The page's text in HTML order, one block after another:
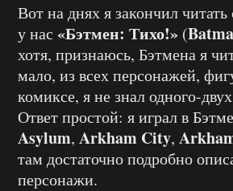
Вот на днях я закончил
у нас «Бэтмен: Тихо!» (
хотя, признаюсь, Бэтмена я
мало, из всех персонажей,
комиксе, я не знал одного-
Ответ простой: я играл в
Asylum, Arkham City,
там достаточно подробно
персонажи.